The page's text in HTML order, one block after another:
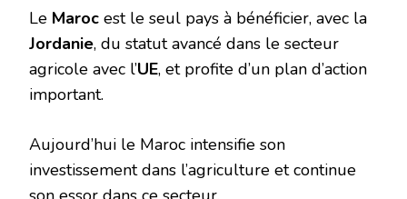
Le Maroc est le seul pays à bénéficier, avec la
Jordanie, du statut avancé dans le secteur
agricole avec l’UE, et profite d’un plan d’action
important.
Aujourd’hui le Maroc intensifie son
investissement dans l’agriculture et continue